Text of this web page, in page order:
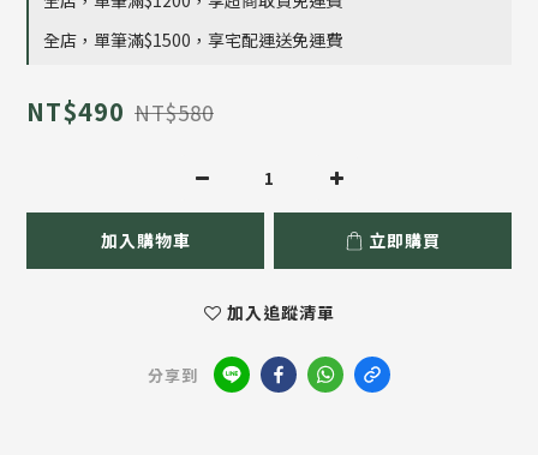
全店，單筆滿$1500，享宅配運送免運費
NT$490 NT$580
加入購物車 立即購買
加入追蹤清單
分享到